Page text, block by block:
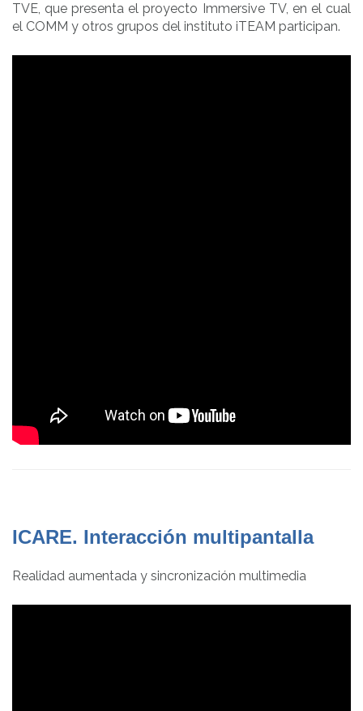
TVE, que presenta el proyecto Immersive TV, en el cual
el COMM y otros grupos del instituto iTEAM participan.
ICARE. Interacción multipantalla
Realidad aumentada y sincronización multimedia